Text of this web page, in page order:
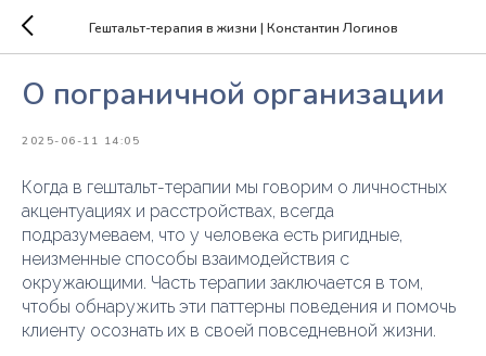
Гештальт-терапия в жизни | Константин Логинов
О пограничной организации
2025-06-11 14:05
Когда в гештальт-терапии мы говорим о личностных
акцентуациях и расстройствах, всегда
подразумеваем, что у человека есть ригидные,
неизменные способы взаимодействия с
окружающими. Часть терапии заключается в том,
чтобы обнаружить эти паттерны поведения и помочь
клиенту осознать их в своей повседневной жизни.